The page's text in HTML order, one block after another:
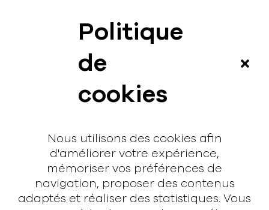
Politique
de
cookies
Nous utilisons des cookies afin
d'améliorer votre expérience,
mémoriser vos préférences de
navigation, proposer des contenus
adaptés et réaliser des statistiques. Vous
Interview
Contact
hello@rodmusic.fr
SubmitHub